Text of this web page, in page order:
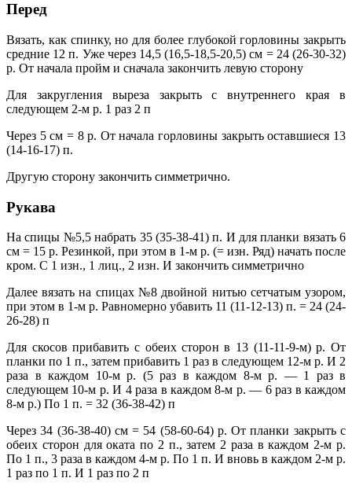
Перед
Вязать, как спинку, но для более глубокой горловины закрыть
средние 12 п. Уже через 14,5 (16,5-18,5-20,5) см = 24 (26-30-32)
р. От начала пройм и сначала закончить левую сторону
Для закругления выреза закрыть с внутреннего края в
следующем 2-м р. 1 раз 2 п
Через 5 см = 8 р. От начала горловины закрыть оставшиеся 13
(14-16-17) п.
Другую сторону закончить симметрично.
Рукава
На спицы №5,5 набрать 35 (35-38-41) п. И для планки вязать 6
см = 15 р. Резинкой, при этом в 1-м р. (= изн. Ряд) начать после
кром. С 1 изн., 1 лиц., 2 изн. И закончить симметрично
Далее вязать на спицах №8 двойной нитью сетчатым узором,
при этом в 1-м р. Равномерно убавить 11 (11-12-13) п. = 24 (24-
26-28) п
Для скосов прибавить с обеих сторон в 13 (11-11-9-м) р. От
планки по 1 п., затем прибавить 1 раз в следующем 12-м р. И 2
раза в каждом 10-м р. (5 раз в каждом 8-м р. — 1 раз в
следующем 10-м р. И 4 раза в каждом 8-м р. — 6 раз в каждом
8-м р.) По 1 п. = 32 (36-38-42) п
Через 34 (36-38-40) см = 54 (58-60-64) р. От планки закрыть с
обеих сторон для оката по 2 п., затем 2 раза в каждом 2-м р.
По 1 п., 3 раза в каждом 4-м р. По 1 п. И вновь в каждом 2-м р.
1 раз по 1 п. И 1 раз по 2 п